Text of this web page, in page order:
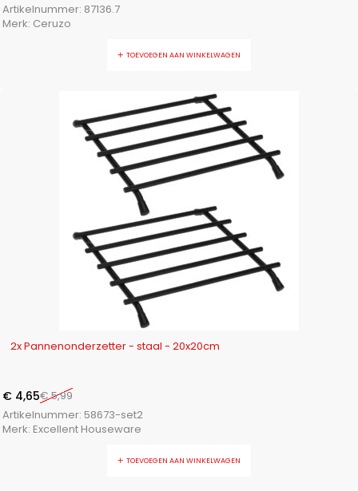
Artikelnummer: 87136.7
Merk: Ceruzo
TOEVOEGEN AAN WINKELWAGEN
-22%
2x Pannenonderzetter - staal - 20x20cm
€5,99
€ 4,65
Artikelnummer: 58673-set2
Merk: Excellent Houseware
TOEVOEGEN AAN WINKELWAGEN